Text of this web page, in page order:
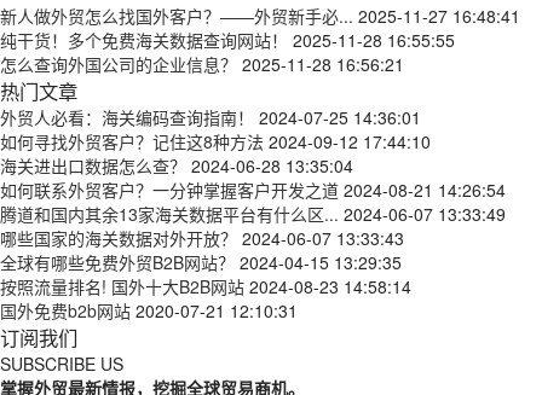
新人做外贸怎么找国外客户？——外贸新手必... 2025-11-27 16:48:41
纯干货！多个免费海关数据查询网站！
2025-11-28 16:55:55
怎么查询外国公司的企业信息？ 2025-11-28 16:56:21
热门文章
外贸人必看：海关编码查询指南！
2024-07-25 14:36:01
如何寻找外贸客户？记住这8种方法 2024-09-12 17:44:10
海关进出口数据怎么查？ 2024-06-28 13:35:04
如何联系外贸客户？一分钟掌握客户开发之道 2024-08-21 14:26:54
腾道和国内其余13家海关数据平台有什么区... 2024-06-07 13:33:49
哪些国家的海关数据对外开放？ 2024-06-07 13:33:43
全球有哪些免费外贸B2B网站？ 2024-04-15 13:29:35
按照流量排名! 国外十大B2B网站 2024-08-23 14:58:14
国外免费b2b网站 2020-07-21 12:10:31
订阅我们
SUBSCRIBE US
掌握外贸最新情报，挖掘全球贸易商机。